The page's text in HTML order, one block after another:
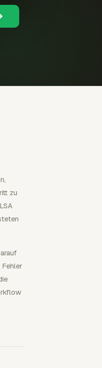
zu
Fehler